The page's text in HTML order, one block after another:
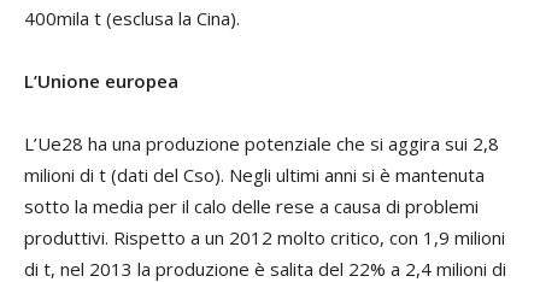
400mila t (esclusa la Cina).
L’Unione europea
L’Ue28 ha una produzione potenziale che si aggira sui 2,8
milioni di t (dati del Cso). Negli ultimi anni si è mantenuta
sotto la media per il calo delle rese a causa di problemi
produttivi. Rispetto a un 2012 molto critico, con 1,9 milioni
di t, nel 2013 la produzione è salita del 22% a 2,4 milioni di